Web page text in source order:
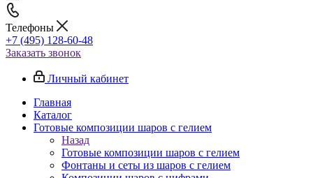
Телефоны
+7 (495) 128-60-48
Заказать звонок
Личный кабинет
Главная
Каталог
Готовые композиции шаров с гелием
Назад
Готовые композиции шаров с гелием
Фонтаны и сеты из шаров с гелием